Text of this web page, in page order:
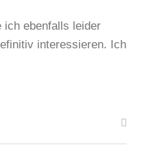
ich ebenfalls leider
interessieren. Ich